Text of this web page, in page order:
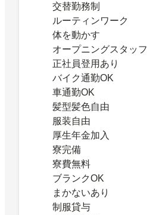
交替勤務制
ルーティンワーク
体を動かす
オープニングスタッフ
正社員登用あり
バイク通勤OK
車通勤OK
髪型髪色自由
服装自由
厚生年金加入
寮完備
寮費無料
ブランクOK
まかないあり
制服貸与